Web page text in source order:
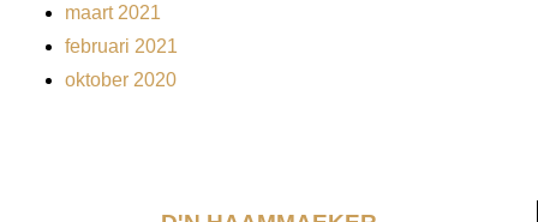
maart 2021
februari 2021
oktober 2020